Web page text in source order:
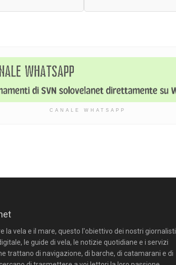
CANALE WHATSAPP
la vela e il mare, questo l'obiettivo dei nostri giornalisti
le guide di vela, le notizie quotidiane e i servizi
trattano di navigazione, di barche, di catamarani e di